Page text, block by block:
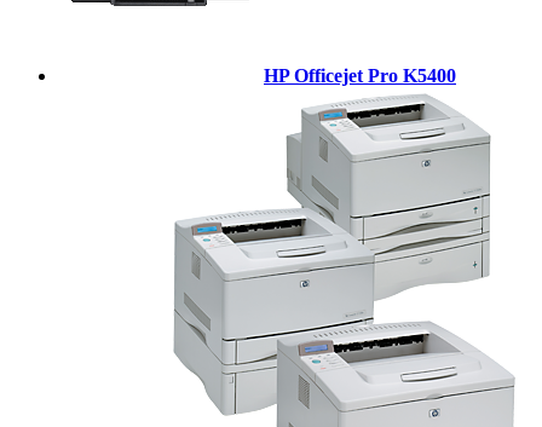
HP Officejet Pro K5400